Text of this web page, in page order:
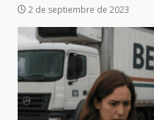
2 de septiembre de 2023